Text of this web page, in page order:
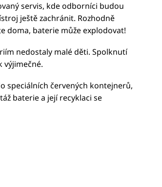
servis, kde odborníci budou
ještě zachránit. Rozhodně
doma, baterie může explodovat!
nedostaly malé děti. Spolknutí
výjimečné.
speciálních červených kontejnerů,
baterie a její recyklaci se